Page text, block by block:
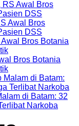
Awal Bros
DSS
Bros Botania
di Batam: 32
Narkoba